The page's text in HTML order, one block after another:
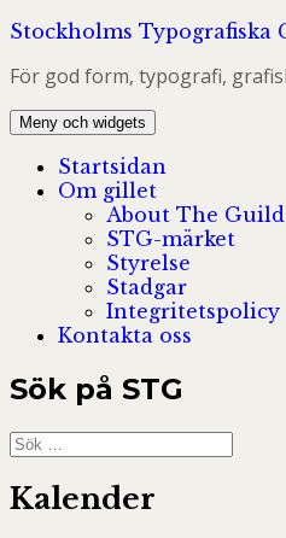
Hoppa
innehåll
Stockholms Typografiska
För god form, typografi,
Meny och widgets
Startsidan
Om gillet
About The Guild
STG-märket
Styrelse
Stadgar
Integritetspolicy
Kontakta oss
Sök på STG
Sök
efter:
Kalender